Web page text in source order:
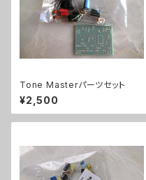
Tone Masterパーツセット
¥2,500